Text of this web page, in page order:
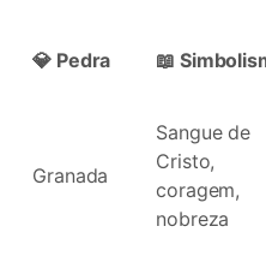
💎 Pedra 📖
Granada
Sangue de
Cristo,
coragem,
nobreza